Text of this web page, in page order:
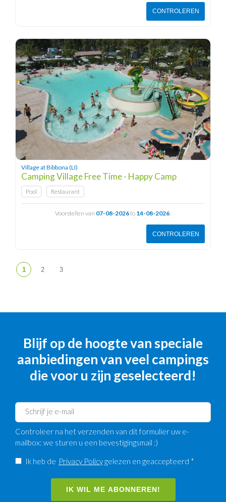
CONTROLEREN
Village at Bibbona (LI)
Camping Village Free Time - Happy Camp
Pool Restaurant
Voorstellen van 07-08-2026to 14-08-2026:
CONTROLEREN
Blijf op de hoogte van speciale
aanbiedingen van veel campings
die voor u zijn geselecteerd!
Controleer na het verzenden van dit formulier uw e-
mailbox: we sturen u een bevestigingsmail :)
Ik heb de Privacy Policygelezen en geaccepteerd *
IK WIL ME ABONNEREN!